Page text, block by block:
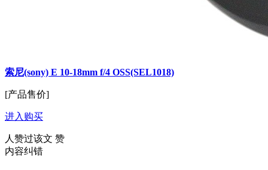
索尼(sony) E 10-18mm f/4 OSS(SEL1018)
[产品售价]
进入购买
人赞过该文 赞
内容纠错